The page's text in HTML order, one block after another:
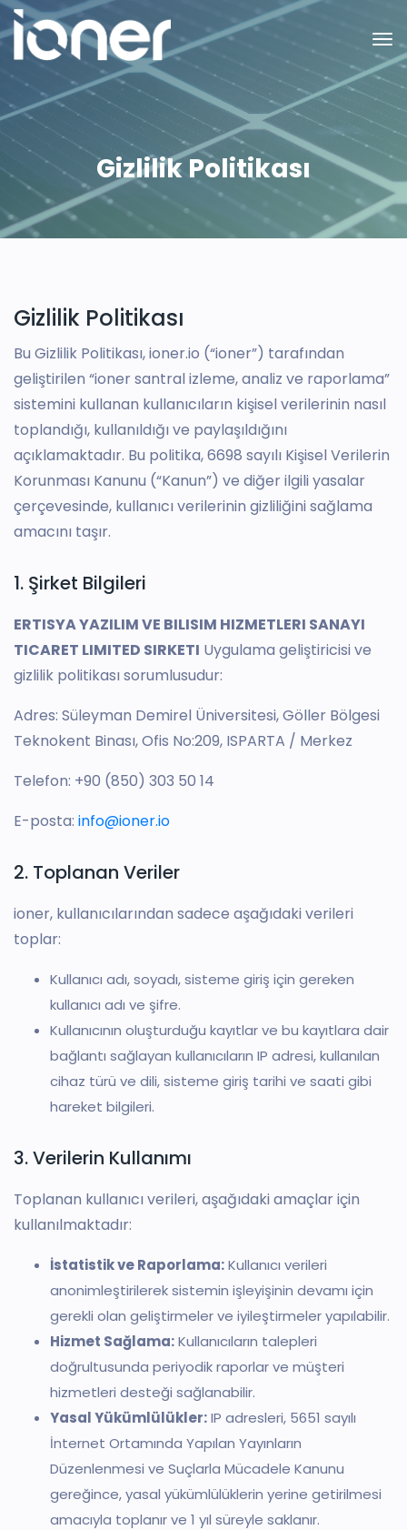
Gizlilik Politikası
Gizlilik Politikası
Bu Gizlilik Politikası, ioner.io (“ioner”) tarafından
geliştirilen “ioner santral izleme, analiz ve raporlama”
sistemini kullanan kullanıcıların kişisel verilerinin nasıl
toplandığı, kullanıldığı ve paylaşıldığını
açıklamaktadır. Bu politika, 6698 sayılı Kişisel Verilerin
Korunması Kanunu (“Kanun”) ve diğer ilgili yasalar
çerçevesinde, kullanıcı verilerinin gizliliğini sağlama
amacını taşır.
1. Şirket Bilgileri
ERTISYA YAZILIM VE BILISIM HIZMETLERI SANAYI
TICARET LIMITED SIRKETI Uygulama geliştiricisi ve
gizlilik politikası sorumlusudur:
Adres: Süleyman Demirel Üniversitesi, Göller Bölgesi
Teknokent Binası, Ofis No:209, ISPARTA / Merkez
Telefon: +90 (850) 303 50 14
E-posta: info@ioner.io
2. Toplanan Veriler
ioner, kullanıcılarından sadece aşağıdaki verileri
toplar:
Kullanıcı adı, soyadı, sisteme giriş için gereken
kullanıcı adı ve şifre.
Kullanıcının oluşturduğu kayıtlar ve bu kayıtlara dair
bağlantı sağlayan kullanıcıların IP adresi, kullanılan
cihaz türü ve dili, sisteme giriş tarihi ve saati gibi
hareket bilgileri.
3. Verilerin Kullanımı
Toplanan kullanıcı verileri, aşağıdaki amaçlar için
kullanılmaktadır:
İstatistik ve Raporlama:Kullanıcı verileri
anonimleştirilerek sistemin işleyişinin devamı için
gerekli olan geliştirmeler ve iyileştirmeler yapılabilir.
Hizmet Sağlama:Kullanıcıların talepleri
doğrultusunda periyodik raporlar ve müşteri
hizmetleri desteği sağlanabilir.
Yasal Yükümlülükler:IP adresleri, 5651 sayılı
İnternet Ortamında Yapılan Yayınların
Düzenlenmesi ve Suçlarla Mücadele Kanunu
gereğince, yasal yükümlülüklerin yerine getirilmesi
amacıyla toplanır ve 1 yıl süreyle saklanır.